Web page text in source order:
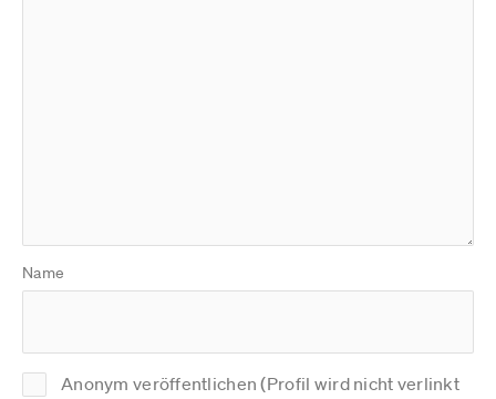
Name
Anonym veröffentlichen (Profil wird nicht verlinkt